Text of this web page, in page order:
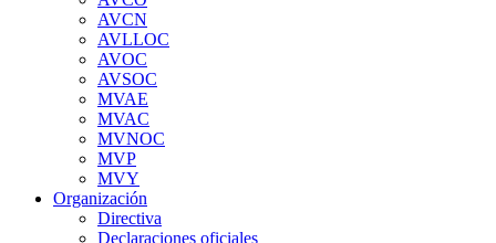
AVCN
AVLLOC
AVOC
AVSOC
MVAE
MVAC
MVNOC
MVP
MVY
Organización
Directiva
Declaraciones oficiales